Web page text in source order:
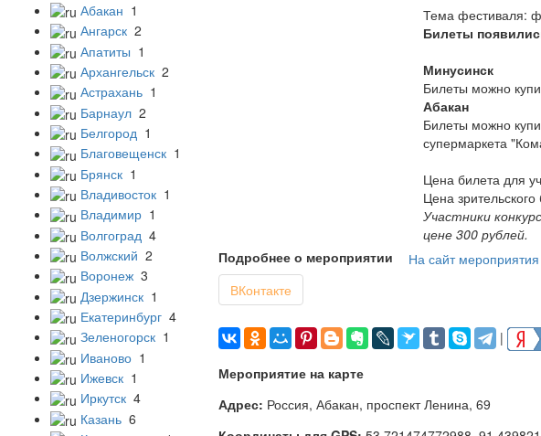
Абакан 1
Ангарск 2
Апатиты 1
Архангельск 2
Астрахань 1
Барнаул 2
Белгород 1
Благовещенск 1
Брянск 1
Владивосток 1
Владимир 1
Волгоград 4
Волжский 2
Воронеж 3
Дзержинск 1
Екатеринбург 4
Зеленогорск 1
Иваново 1
Ижевск 1
Иркутск 4
Казань 6
Тема фестиваля:
Билеты
Минусинск
Билеты можно
Абакан
Билеты можно
супермаркета
Цена билета для
Цена зрительского
Участники
цене 300 рублей.
Подробнее о мероприятии
На сайт мероприятия
ВКонтакте
|
Мероприятие на карте
Адрес: Россия, Абакан, проспект Ленина, 69